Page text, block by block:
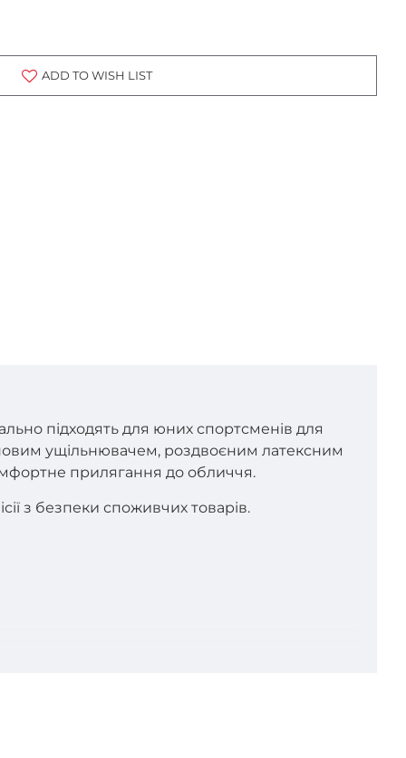
ADD TO WISH LIST
підходять для юних спортсменів для
ущільнювачем, роздвоєним латексним
прилягання до обличчя.
з безпеки споживчих товарів.